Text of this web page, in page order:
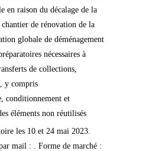
en raison du décalage de la
de rénovation de la
globale de déménagement
nécessaires à
de collections,
y compris
conditionnement et
éléments non réutilisés
les 10 et 24 mai 2023.
mail : . Forme de marché :